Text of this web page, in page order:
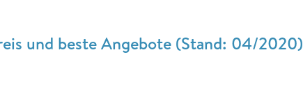
und beste Angebote (Stand: 04/2020)